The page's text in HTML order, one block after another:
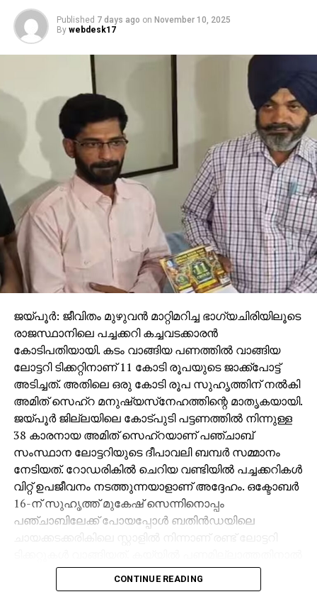
Published 7 days ago on November 10, 2025
By webdesk17
ജയ്പൂര്‍: ജീവിതം മുഴുവന്‍ മാറ്റിമറിച്ച ഭാഗ്യചിരിയിലൂടെ
രാജസ്ഥാനിലെ പച്ചക്കറി കച്ചവടക്കാരന്‍
കോടിപതിയായി. കടം വാങ്ങിയ പണത്തില്‍ വാങ്ങിയ
ലോട്ടറി ടിക്കറ്റിനാണ് 11 കോടി രൂപയുടെ ജാക്ക്‌പോട്ട്
അടിച്ചത്. അതിലെ ഒരു കോടി രൂപ സുഹൃത്തിന് നല്‍കി
അമിത് സെഹ്‌റ മനുഷ്യസ്‌നേഹത്തിന്റെ മാതൃകയായി.
ജയ്പൂര്‍ ജില്ലയിലെ കോട്പുടി പട്ടണത്തില്‍ നിന്നുള്ള
38 കാരനായ അമിത് സെഹ്‌റയാണ് പഞ്ചാബ്
സംസ്ഥാന ലോട്ടറിയുടെ ദീപാവലി ബമ്പര്‍ സമ്മാനം
നേടിയത്. റോഡരികില്‍ ചെറിയ വണ്ടിയില്‍ പച്ചക്കറികള്‍
വിറ്റ് ഉപജീവനം നടത്തുന്നയാളാണ് അദ്ദേഹം. ഒക്ടോബര്‍
16-ന് സുഹൃത്ത് മുകേഷ് സെന്നിനൊപ്പം
പഞ്ചാബിലേക്ക് പോയപ്പോള്‍ ബതിന്‍ഡയിലെ
മുകേഷിനോട് 1000 രൂപ കടം വാങ്ങുകയായിരുന്നു.
ഒക്ടോബര്‍ 31ന് രാത്രി 10 മണിക്ക് മുകേഷിന്റെ ഫോണ്‍
CONTINUE READING